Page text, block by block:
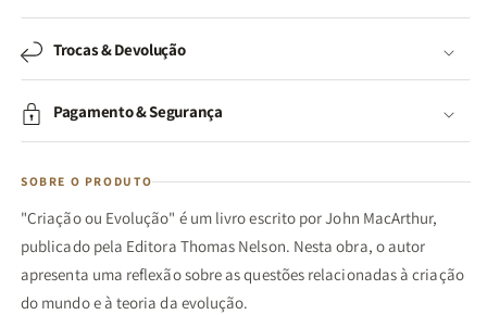
Trocas & Devolução
Pagamento & Segurança
SOBRE O PRODUTO
"Criação ou Evolução" é um livro escrito por John MacArthur,
publicado pela Editora Thomas Nelson. Nesta obra, o autor
apresenta uma reflexão sobre as questões relacionadas à criação
do mundo e à teoria da evolução.